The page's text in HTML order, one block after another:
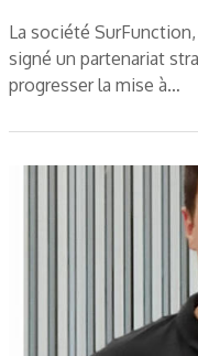
La société
signé un partenariat
progresser la mise à…